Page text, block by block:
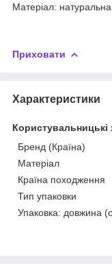
Матеріал:
Приховати
Характеристики
Користувальницькі
Бренд (Країна)
Матеріал
Країна походження
Тип упаковки
Упаковка: довжина